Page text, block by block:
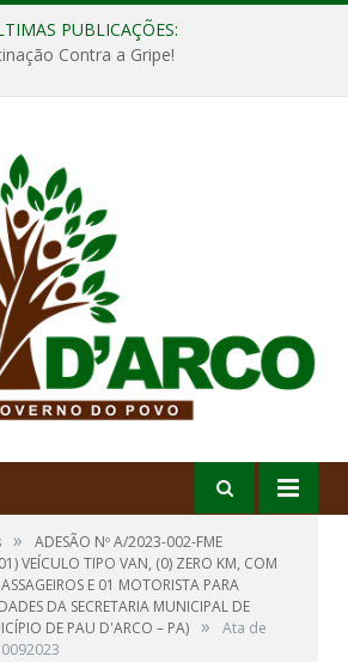
PUBLICAÇÕES:
Contra a Gripe!
»
ADESÃO Nº A/2023-002-FME
VEÍCULO TIPO VAN, (0) ZERO KM, COM
E 01 MOTORISTA PARA
DA SECRETARIA MUNICIPAL DE
DE PAU D'ARCO – PA) »
Ata de